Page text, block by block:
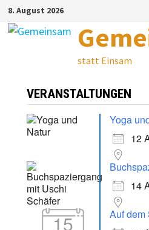
Zum
Inhalt
8. August 2026
statt Einsam
VERANSTALTUNGEN
Yoga
12
14
15
Auf dem